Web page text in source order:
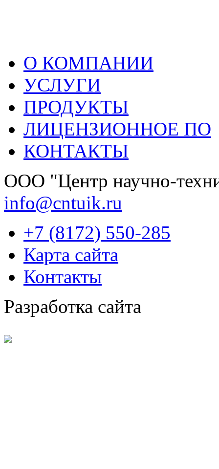
О КОМПАНИИ
УСЛУГИ
ПРОДУКТЫ
ЛИЦЕНЗИОННОЕ ПО
КОНТАКТЫ
OOО "Центр научно-
info@cntuik.ru
+7 (8172) 550-285
Карта сайта
Контакты
Разработка сайта